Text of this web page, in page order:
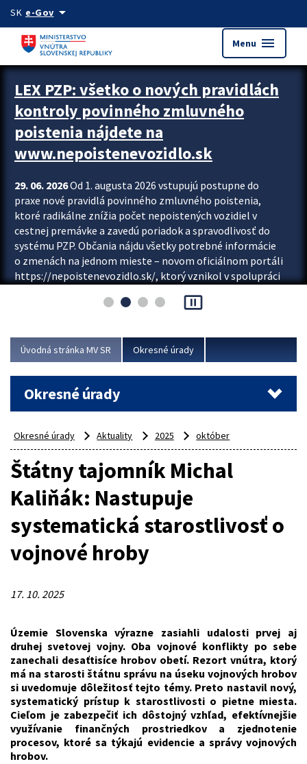
Preskocit na hlavný obsah
SK e-Govarrow_drop_down
Menu menu
Zastavit automatický posun upútavok
LEX PZP: všetko o nových pravidlách
kontroly povinného zmluvného
poistenia nájdete na
www.nepoistenevozidlo.sk
29. 06. 2026Od 1. augusta 2026 vstupujú postupne do
praxe nové pravidlá povinného zmluvného poistenia,
ktoré radikálne znížia počet nepoistených vozidiel v
cestnej premávke a zavedú poriadok a spravodlivosť do
systému PZP. Občania nájdu všetky potrebné informácie
o zmenách na jednom mieste – novom oficiálnom portáli
https://nepoistenevozidlo.sk/, ktorý vznikol v spolupráci
asociácie poisťovní (SLASPO) a Ministerstva vnútra SR.
Viac
pause_presentation
Úvodná stránka MV SR Okresné úrady
Okresné úrady
Okresné úrady Aktuality 2025 október
Štátny tajomník Michal
Kaliňák: Nastupuje
systematická starostlivosť o
vojnové hroby
17. 10. 2025
Územie Slovenska výrazne zasiahli udalosti prvej aj
druhej svetovej vojny. Oba vojnové konflikty po sebe
zanechali desaťtisíce hrobov obetí. Rezort vnútra, ktorý
má na starosti štátnu správu na úseku vojnových hrobov
si uvedomuje dôležitosť tejto témy. Preto nastavil nový,
systematický prístup k starostlivosti o pietne miesta.
Cieľom je zabezpečiť ich dôstojný vzhľad, efektívnejšie
využívanie finančných prostriedkov a zjednotenie
procesov, ktoré sa týkajú evidencie a správy vojnových
hrobov.